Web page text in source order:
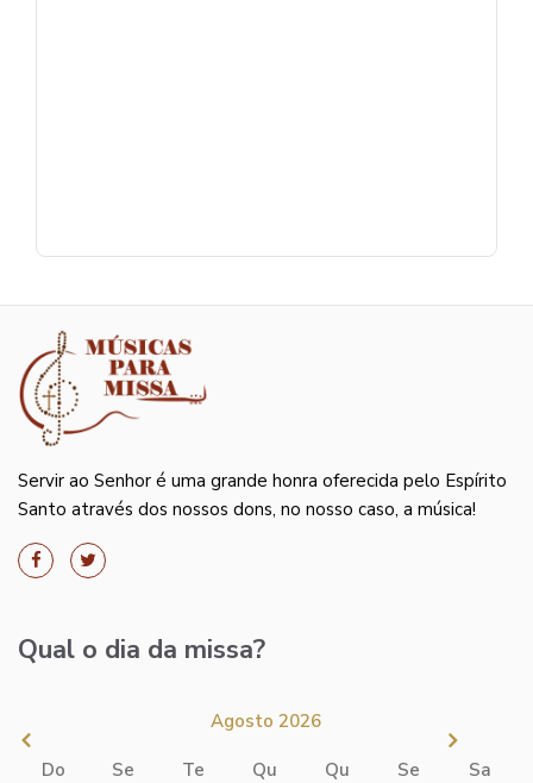
Servir ao Senhor é uma grande honra oferecida pelo Espírito
Santo através dos nossos dons, no nosso caso, a música!
Qual o dia da missa?
Agosto 2026
Do Se Te Qu Qu Se
Sa